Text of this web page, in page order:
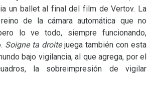
un ballet al final del film de Vertov. La
de la cámara automática que no
lo ve todo, siempre funcionando,
Soigne ta droitejuega también con esta
bajo vigilancia, al que agrega, por el
la sobreimpresión de vigilar